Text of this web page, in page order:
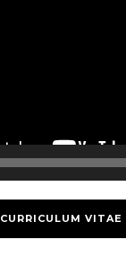
CURRICULUM VITAE